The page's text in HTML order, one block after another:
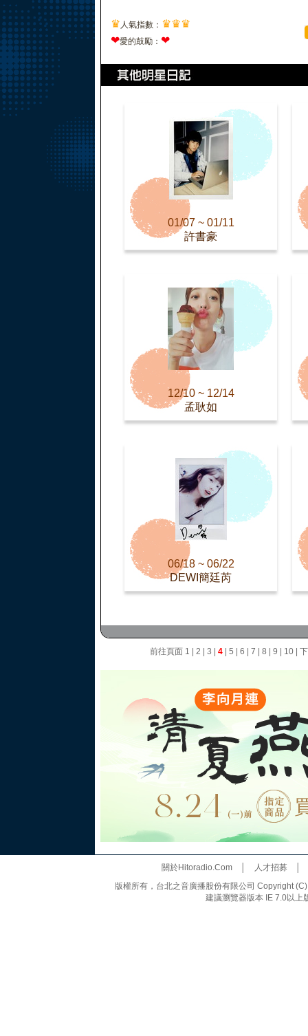
♛ 人氣指數： ♛♛♛
❤愛的鼓勵： ❤
01/07 ~ 01/11
許書豪
12/10 ~ 12/14
孟耿如
06/18 ~ 06/22
DEWI簡廷芮
前往頁面 1 2 3 4| 5 6 7 8 9 10|
關於Hitoradio.Com│ 人才招募
版權所有，台北之音廣播股份有限公司 Copyright
建議瀏覽器版本 IE 7.0以上